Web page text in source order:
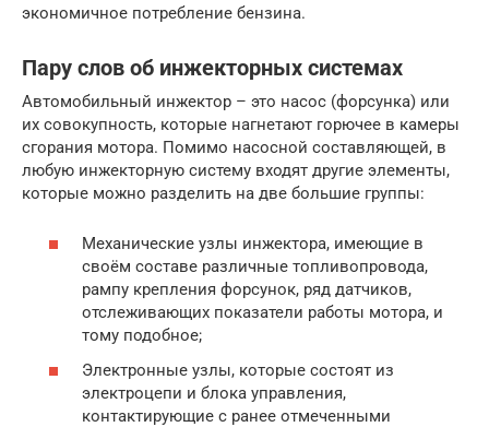
экономичное потребление бензина.
Пару слов об инжекторных системах
Автомобильный инжектор – это насос (форсунка) или
их совокупность, которые нагнетают горючее в камеры
сгорания мотора. Помимо насосной составляющей, в
любую инжекторную систему входят другие элементы,
которые можно разделить на две большие группы:
Механические узлы инжектора, имеющие в
своём составе различные топливопровода,
рампу крепления форсунок, ряд датчиков,
отслеживающих показатели работы мотора, и
тому подобное;
Электронные узлы, которые состоят из
электроцепи и блока управления,
контактирующие с ранее отмеченными